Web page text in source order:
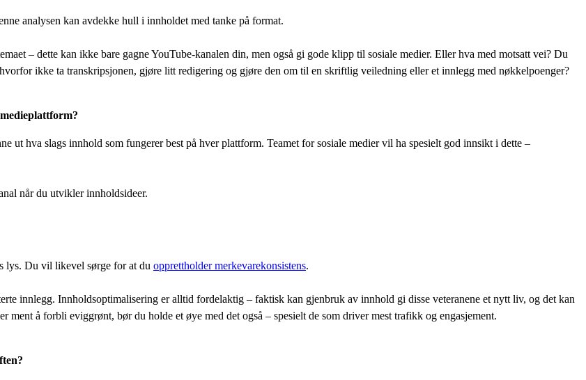
analysen kan avdekke hull i innholdet med tanke på format.
– dette kan ikke bare gagne YouTube-kanalen din, men også gi gode klipp til sosiale medier. Eller hva med motsatt vei? Du
ikke ta transkripsjonen, gjøre litt redigering og gjøre den om til en skriftlig veiledning eller et innlegg med nøkkelpoenger?
ut hva slags innhold som fungerer best på hver plattform. Teamet for sosiale medier vil ha spesielt god innsikt i dette –
når du utvikler innholdsideer.
lys. Du vil likevel sørge for at du opprettholder merkevarekonsistens.
innlegg. Innholdsoptimalisering er alltid fordelaktig – faktisk kan gjenbruk av innhold gi disse veteranene et nytt liv, og det kan
å forbli eviggrønt, bør du holde et øye med det også – spesielt de som driver mest trafikk og engasjement.